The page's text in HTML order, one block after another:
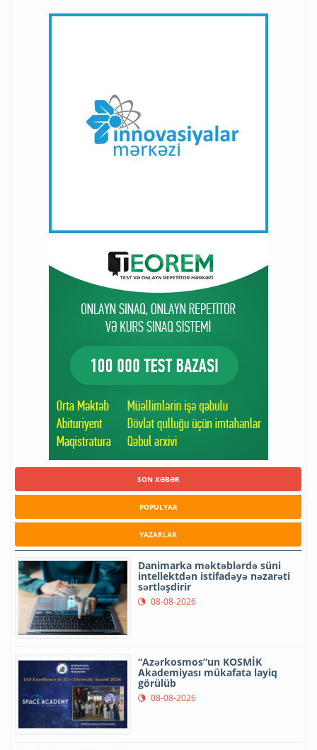
SON XƏBƏR
POPULYAR
YAZARLAR
Danimarka məktəblərdə süni
intellektdən istifadəyə nəzarəti
sərtləşdirir
08-08-2026
“Azərkosmos”un KOSMİK
Akademiyası mükafata layiq
görülüb
08-08-2026